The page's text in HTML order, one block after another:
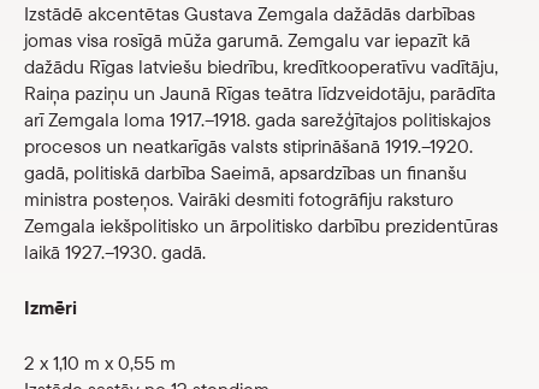
Izstādē akcentētas Gustava Zemgala dažādās darbības
jomas visa rosīgā mūža garumā. Zemgalu var iepazīt kā
dažādu Rīgas latviešu biedrību, kredītkooperatīvu vadītāju,
Raiņa paziņu un Jaunā Rīgas teātra līdzveidotāju, parādīta
arī Zemgala loma 1917.–1918. gada sarežģītajos politiskajos
procesos un neatkarīgās valsts stiprināšanā 1919.–1920.
gadā, politiskā darbība Saeimā, apsardzības un finanšu
ministra posteņos. Vairāki desmiti fotogrāfiju raksturo
Zemgala iekšpolitisko un ārpolitisko darbību prezidentūras
laikā 1927.–1930. gadā.
Izmēri
2 x 1,10 m x 0,55 m